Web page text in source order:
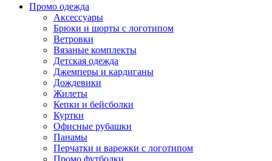
Промо одежда
Аксессуары
Брюки и шорты с логотипом
Ветровки
Вязаные комплекты
Детская одежда
Джемперы и кардиганы
Дождевики
Жилеты
Кепки и бейсболки
Куртки
Офисные рубашки
Панамы
Перчатки и варежки с логотипом
Промо футболки